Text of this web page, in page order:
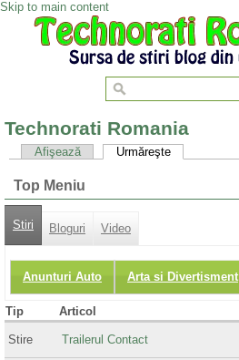
Skip to main content
Technorati Romania
Afişează Urmăreşte
Top Meniu
Stiri Bloguri Video
Anunturi Auto Arta si Divertisment
Tip Articol
Stire Trailerul Contact